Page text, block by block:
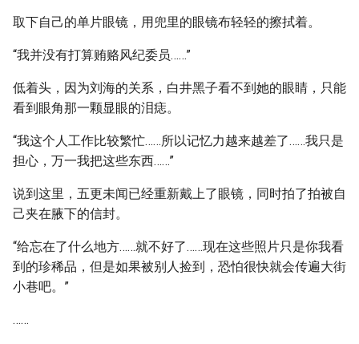
取下自己的单片眼镜，用兜里的眼镜布轻轻的擦拭着。
“我并没有打算贿赂风纪委员……”
低着头，因为刘海的关系，白井黑子看不到她的眼睛，只能
看到眼角那一颗显眼的泪痣。
“我这个人工作比较繁忙……所以记忆力越来越差了……我只是
担心，万一我把这些东西……”
说到这里，五更未闻已经重新戴上了眼镜，同时拍了拍被自
己夹在腋下的信封。
“给忘在了什么地方……就不好了……现在这些照片只是你我看
到的珍稀品，但是如果被别人捡到，恐怕很快就会传遍大街
小巷吧。”
……